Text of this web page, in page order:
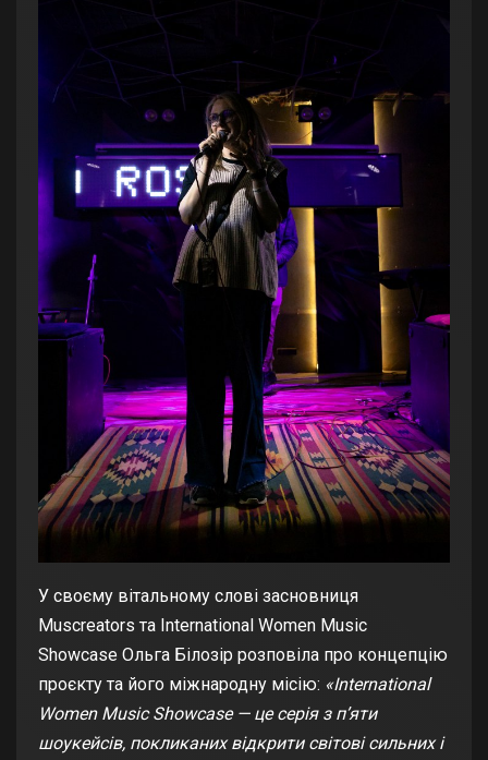
У своєму вітальному слові засновниця
Muscreators та International Women Music
Showcase Ольга Білозір розповіла про концепцію
проєкту та його міжнародну місію: «International
Women Music Showcase — це серія з п’яти
шоукейсів, покликаних відкрити світові сильних і